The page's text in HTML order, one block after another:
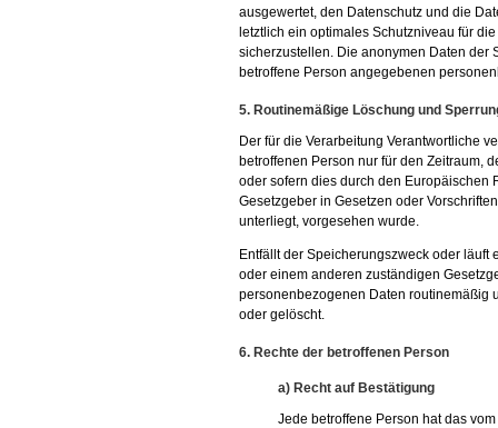
ausgewertet, den Datenschutz und die
letztlich ein optimales Schutzniveau für
sicherzustellen. Die anonymen Daten der
betroffene Person angegebenen
5. Routinemäßige Löschung und
Der für die Verarbeitung Verantwortliche
betroffenen Person nur für den Zeitraum,
oder sofern dies durch den
Gesetzgeber in Gesetzen oder
unterliegt, vorgesehen wurde.
Entfällt der Speicherungszweck oder
oder einem anderen zuständigen
personenbezogenen Daten routinemäßig
oder gelöscht.
6. Rechte der betroffenen Person
a) Recht auf Bestätigung
Jede betroffene Person hat das